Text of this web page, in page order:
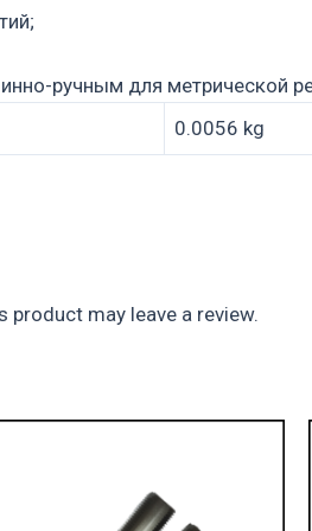
ручным для метрической
0.0056 kg
may leave a review.